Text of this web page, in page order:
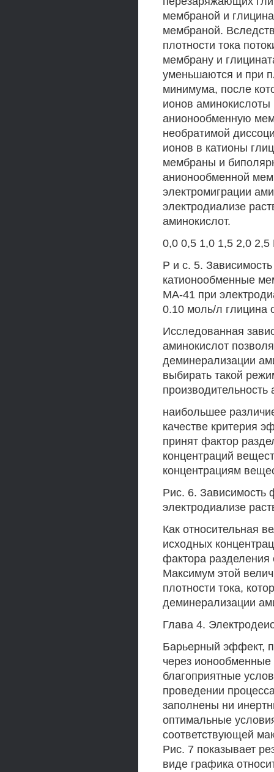
мембраной и
мембраной.
плотности тока
мембрану и
уменьшаются и при
минимума, после
ионов аминокислоты
анионообменную
необратимой
ионов в катионы
мембраны и
анионообменной
электромиграции
электродиализе
аминокислот.
0,0 0,5 1,0 1,5 2,0 2,5
Р и с. 5.
катионообменные
МА-41 при
0.10 моль/л глицина
Исследованная
аминокислот
деминерализации
выбирать такой
производительность
наибольшее
качестве критерия
принят фактор
концентраций
концентрациям
Рис. 6. Зависимость
электродиализе
Как относительная
исходных
фактора разделения
Максимум этой
плотности тока,
деминерализации
Глава 4.
Барьерный эффект,
через
благоприятные
проведении
заполнены ни
оптимальные
соответствующей
Рис. 7 показывает
виде графика